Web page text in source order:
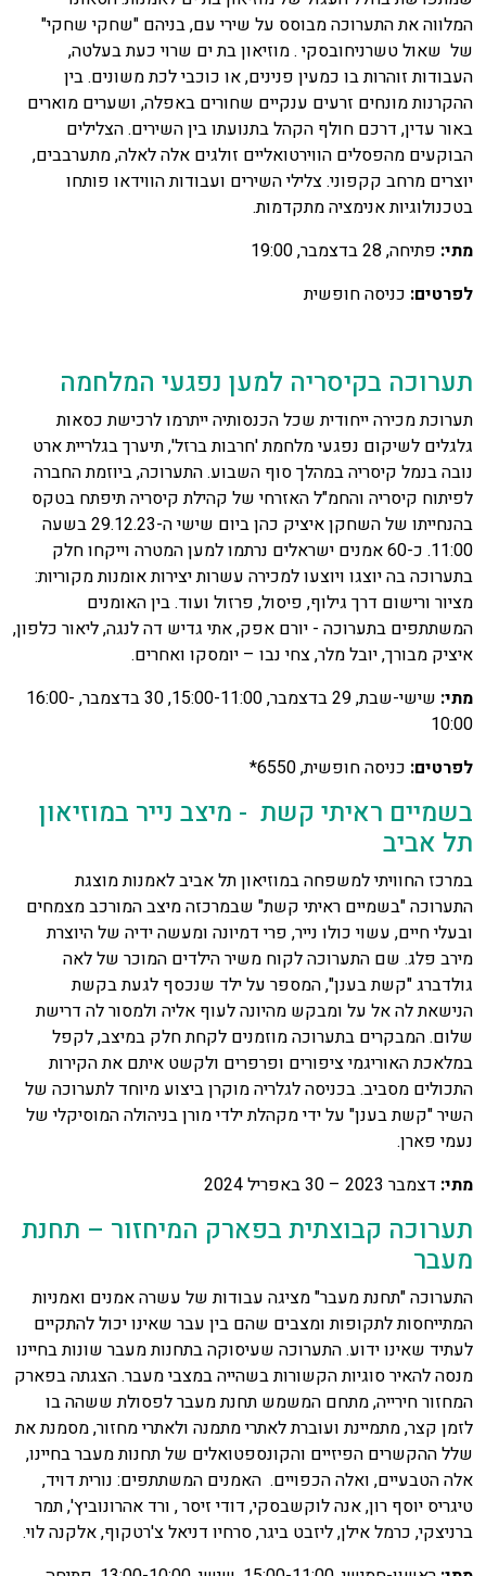
המלווה את התערוכה מבוסס על שירי עם, בניהם "שחקי שחקי"
של שאול טשרניחובסקי . מוזיאון בת ים שרוי כעת בעלטה,
העבודות זוהרות בו כמעין פנינים, או כוכבי לכת משונים. בין
ההקרנות מונחים זרעים ענקיים שחורים באפלה, ושערים מוארים
באור עדין, דרכם חולף הקהל בתנועתו בין השירים. הצלילים
הבוקעים מהפסלים הווירטואליים זולגים אלה לאלה, מתערבבים,
יוצרים מרחב קקפוני. צלילי השירים ועבודות הווידאו פותחו
בטכנולוגיות אנימציה מתקדמות.
מתי: פתיחה, 28 בדצמבר, 19:00
לפרטים: כניסה חופשית
תערוכה בקיסריה למען נפגעי המלחמה
תערוכת מכירה ייחודית שכל הכנסותיה ייתרמו לרכישת כסאות
גלגלים לשיקום נפגעי מלחמת 'חרבות ברזל', תיערך בגלריית ארט
נובה בנמל קיסריה במהלך סוף השבוע. התערוכה, ביוזמת החברה
לפיתוח קיסריה והחמ"ל האזרחי של קהילת קיסריה תיפתח בטקס
בהנחייתו של השחקן איציק כהן ביום שישי ה-29.12.23 בשעה
11:00. כ-60 אמנים ישראלים נרתמו למען המטרה וייקחו חלק
בתערוכה בה יוצגו ויוצעו למכירה עשרות יצירות אומנות מקוריות:
מציור ורישום דרך גילוף, פיסול, פרזול ועוד. בין האומנים
המשתתפים בתערוכה - יורם אפק, אתי גדיש דה לנגה, ליאור כלפון,
איציק מבורך, יובל מלר, צחי נבו – יומסקו ואחרים.
מתי:
שישי-שבת, 29 בדצמבר, 15:00-11:00, 30 בדצמבר, 16:00-
10:00
לפרטים: כניסה חופשית, 6550*
בשמיים ראיתי קשת - מיצב נייר במוזיאון
תל אביב
במרכז החוויתי למשפחה במוזיאון תל אביב לאמנות מוצגת
התערוכה "בשמיים ראיתי קשת" שבמרכזה מיצב המורכב מצמחים
ובעלי חיים, עשוי כולו נייר, פרי דמיונה ומעשה ידיה של היוצרת
מירב פלג. שם התערוכה לקוח משיר הילדים המוכר של לאה
גולדברג "קשת בענן", המספר על ילד שנכסף לגעת בקשת
הנישאת לה אל על ומבקש מהיונה לעוף אליה ולמסור לה דרישת
שלום. המבקרים בתערוכה מוזמנים לקחת חלק במיצב, לקפל
במלאכת האוריגמי ציפורים ופרפרים ולקשט איתם את הקירות
התכולים מסביב. בכניסה לגלריה מוקרן ביצוע מיוחד לתערוכה של
השיר "קשת בענן" על ידי מקהלת ילדי מורן בניהולה המוסיקלי של
נעמי פארן.
מתי: דצמבר 2023 – 30 באפריל 2024
תערוכה קבוצתית בפארק המיחזור – תחנת
מעבר
התערוכה "תחנת מעבר" מציגה עבודות של עשרה אמנים ואמניות
המתייחסות לתקופות ומצבים שהם בין עבר שאינו יכול להתקיים
לעתיד שאינו ידוע. התערוכה שעיסוקה בתחנות מעבר שונות בחיינו
מנסה להאיר סוגיות הקשורות בשהייה במצבי מעבר. הצגתה בפארק
המחזור חירייה, מתחם המשמש תחנת מעבר לפסולת ששהה בו
לזמן קצר, מתמיינת ועוברת לאתרי מתמנה ולאתרי מחזור, מסמנת את
שלל ההקשרים הפיזיים והקונספטואלים של תחנות מעבר בחיינו,
אלה הטבעיים, ואלה הכפויים. האמנים המשתתפים: נורית דויד,
טיגריס יוסף רון, אנה לוקשבסקי, דודי זיסר , ורד אהרונוביץ', תמר
ברניצקי, כרמל אילן, ליזבט ביגר, סרחיו דניאל צ'רטקוף, אלקנה לוי.